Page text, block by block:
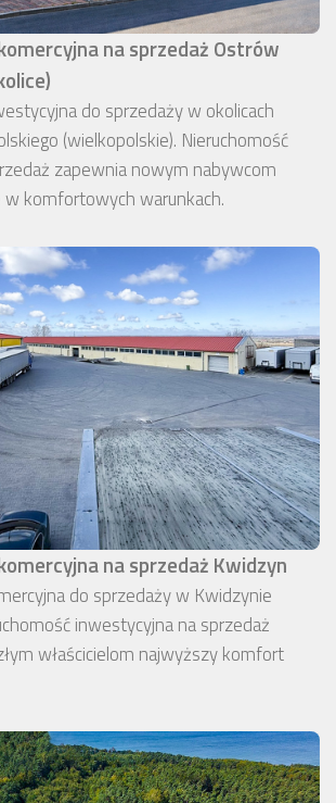
na sprzedaż Ostrów
do sprzedaży w okolicach
(wielkopolskie). Nieruchomość
zapewnia nowym nabywcom
komfortowych warunkach.
na sprzedaż Kwidzyn
do sprzedaży w Kwidzynie
inwestycyjna na sprzedaż
właścicielom najwyższy komfort